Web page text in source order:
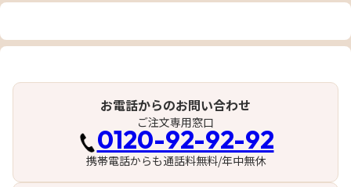
お電話からのお問い合わせ
ご注文専用窓口
0120-92-92-92
携帯電話からも通話料無料/年中無休